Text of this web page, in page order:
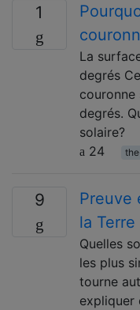
1
La
degrés
couronne
degrés.
solaire?
24
9
Preuve
la
Quelles
les plus
tourne
expliquer